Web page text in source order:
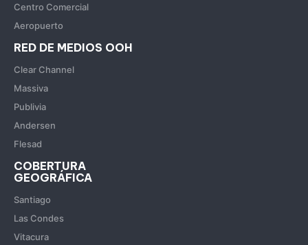
Centro Comercial
Aeropuerto
RED DE MEDIOS OOH
Clear Channel
Massiva
Publivia
Andersen
Flesad
COBERTURA
GEOGRÁFICA
Santiago
Las Condes
Vitacura